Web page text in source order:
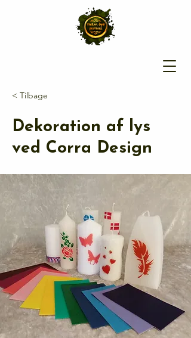
< Tilbage
Dekoration af lys
ved Corra Design